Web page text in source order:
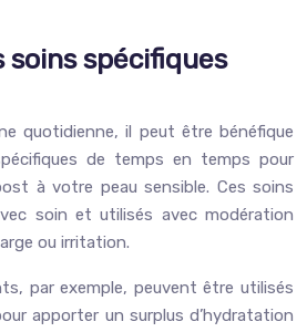
soins spécifiques
quotidienne, il peut être bénéfique
de temps en temps pour
à votre peau sensible. Ces soins
soin et utilisés avec modération
ou irritation.
par exemple, peuvent être utilisés
apporter un surplus d’hydratation